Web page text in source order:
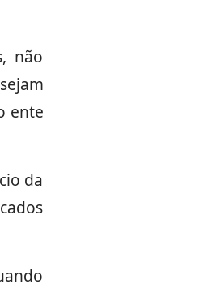
não
ente
da